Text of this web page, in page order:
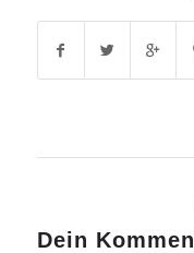
Dein